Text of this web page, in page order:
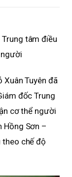
tâm điều
Tuyên đã
đốc Trung
cơ thể người
Hồng Sơn –
theo chế độ